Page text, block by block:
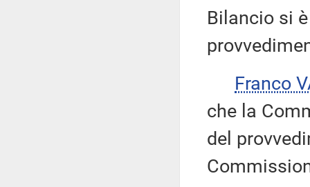
Bilancio si
Franco
che la
del